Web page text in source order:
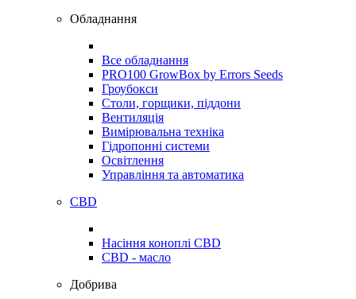
Обладнання
Все обладнання
PRO100 GrowBox by Errors Seeds
Гроубокси
Столи, горщики, піддони
Вентиляція
Вимірювальна техніка
Гідропонні системи
Освітлення
Управління та автоматика
CBD
Насіння коноплі CBD
CBD - масло
Добрива